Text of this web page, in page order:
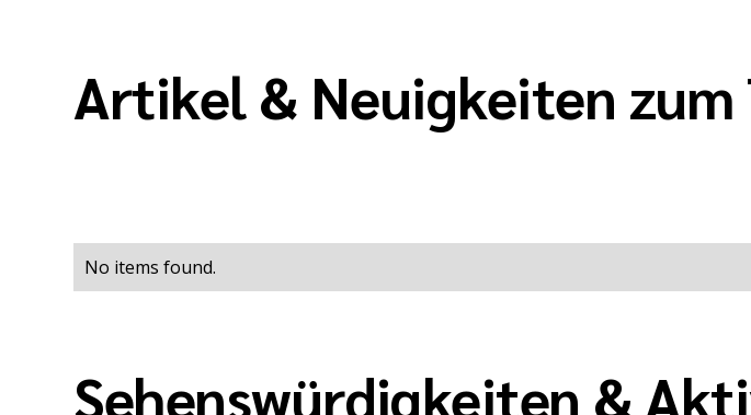
Artikel & Neuigkeiten zum
No items found.
Sehenswürdigkeiten &